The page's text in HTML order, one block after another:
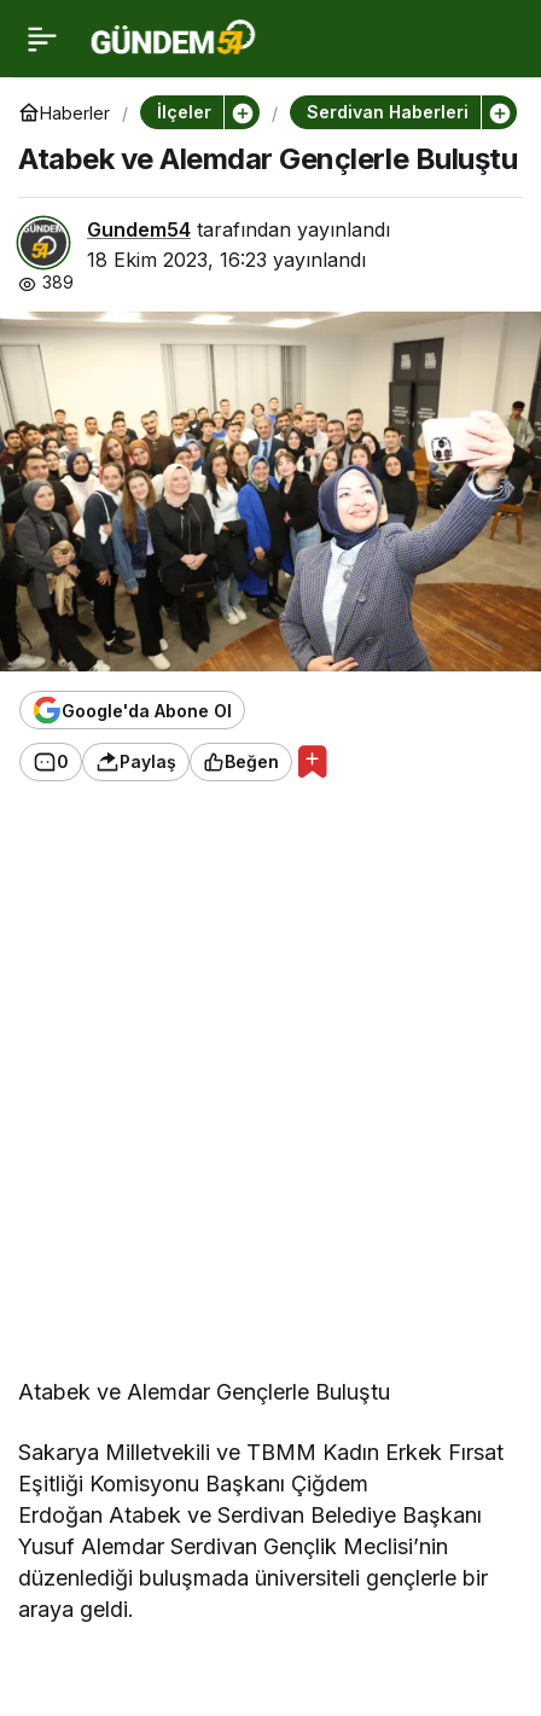
Haberler İlçeler Serdivan Haberleri
Atabek ve Alemdar Gençlerle Buluştu
Gundem54 tarafından yayınlandı
18 Ekim 2023, 16:23 yayınlandı
389
Google'da Abone Ol
0 Paylaş Beğen
Atabek ve Alemdar Gençlerle Buluştu
Sakarya Milletvekili ve TBMM Kadın Erkek Fırsat
Eşitliği Komisyonu Başkanı Çiğdem
Erdoğan Atabek ve Serdivan Belediye Başkanı
Yusuf Alemdar Serdivan Gençlik Meclisi’nin
düzenlediği buluşmada üniversiteli gençlerle bir
araya geldi.
Atabek ve Alemdar
Gençlerle Buluştu